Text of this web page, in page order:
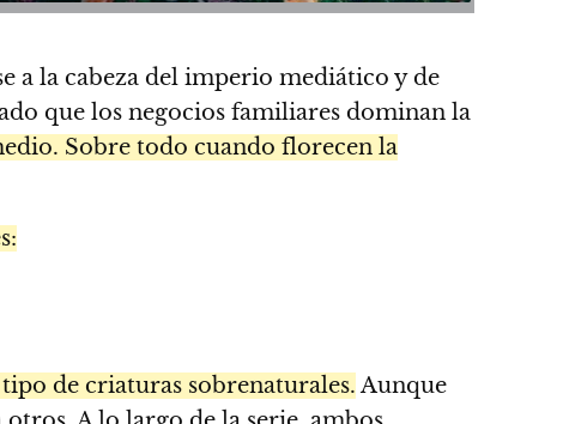
a la cabeza del imperio mediático y de
que los negocios familiares dominan la
Sobre todo cuando florecen la
de criaturas sobrenaturales. Aunque